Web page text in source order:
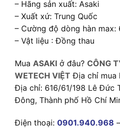
– Hãng sản xuất: Asaki
– Xuất xứ: Trung Quốc
– Cường độ dòng hàn max:
– Vật liệu : Đồng thau
Mua ASAKI ở đâu? CÔNG
WETECH VIỆT Địa chỉ mua
Địa chỉ: 616/61/198 Lê Đức
Đông, Thành phố Hồ Chí
Điện thoại: 0901.940.968 –